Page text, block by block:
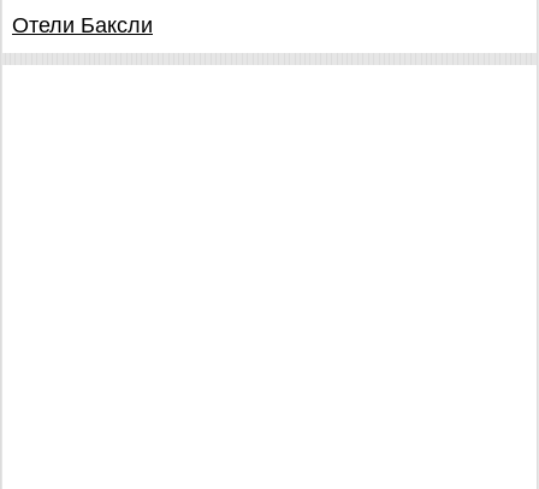
Отели Баксли